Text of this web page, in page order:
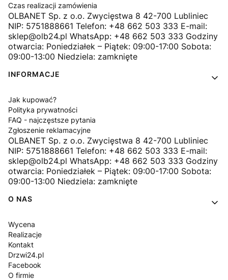
Czas realizacji zamówienia
OLBANET Sp. z o.o. Zwycięstwa 8 42-700 Lubliniec
NIP: 5751888661 Telefon: +48 662 503 333 E-mail:
sklep@olb24.pl WhatsApp: +48 662 503 333 Godziny
otwarcia: Poniedziałek – Piątek: 09:00-17:00 Sobota:
09:00-13:00 Niedziela: zamknięte
INFORMACJE
Jak kupować?
Polityka prywatności
FAQ - najczęstsze pytania
Zgłoszenie reklamacyjne
OLBANET Sp. z o.o. Zwycięstwa 8 42-700 Lubliniec
NIP: 5751888661 Telefon: +48 662 503 333 E-mail:
sklep@olb24.pl WhatsApp: +48 662 503 333 Godziny
otwarcia: Poniedziałek – Piątek: 09:00-17:00 Sobota:
09:00-13:00 Niedziela: zamknięte
O NAS
Wycena
Realizacje
Kontakt
Drzwi24.pl
Facebook
O firmie